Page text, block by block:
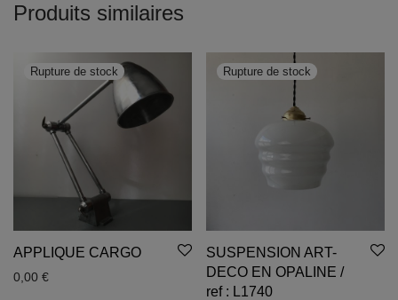
Produits similaires
APPLIQUE CARGO
0,00 €
SUSPENSION ART-
DECO EN OPALINE /
ref : L1740